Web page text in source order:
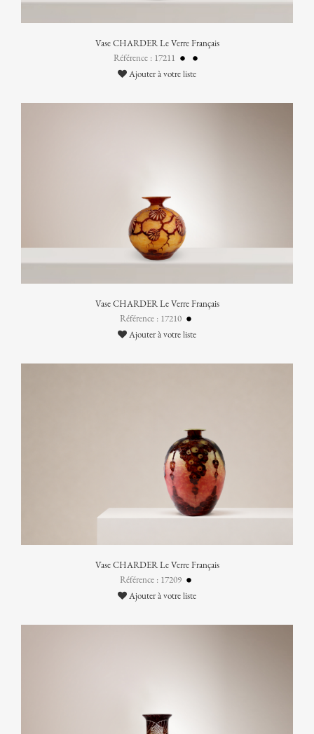
Vase CHARDER Le Verre Français
Référence : 17211
Ajouter à votre liste
Vase CHARDER Le Verre Français
Référence : 17210
Ajouter à votre liste
Vase CHARDER Le Verre Français
Référence : 17209
Ajouter à votre liste